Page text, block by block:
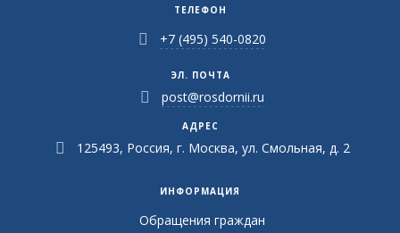
ТЕЛЕФОН
+7 (495) 540-0820
ЭЛ. ПОЧТА
post@rosdornii.ru
АДРЕС
125493, Россия, г. Москва, ул. Смольная, д. 2
ИНФОРМАЦИЯ
Обращения граждан